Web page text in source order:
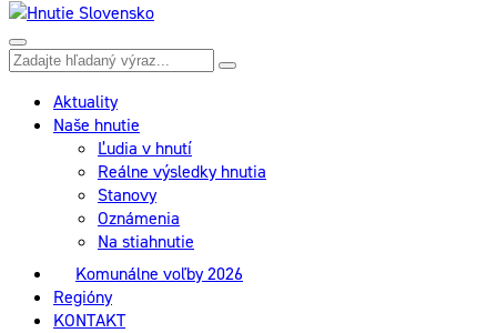
Aktuality
Naše hnutie
Ľudia v hnutí
Reálne výsledky hnutia
Stanovy
Oznámenia
Na stiahnutie
Komunálne voľby 2026
Regióny
KONTAKT